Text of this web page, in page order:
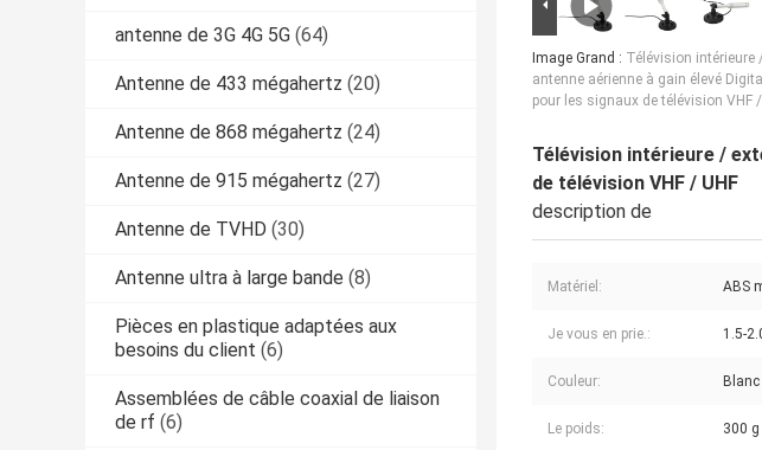
antenne de 3G 4G 5G (64)
Antenne de 433 mégahertz (20)
Antenne de 868 mégahertz (24)
Antenne de 915 mégahertz (27)
Antenne de TVHD (30)
Antenne ultra à large bande (8)
Pièces en plastique adaptées aux
besoins du client (6)
Assemblées de câble coaxial de liaison
de rf (6)
Image Grand : Télévision intérieure
antenne aérienne à gain élevé
pour les signaux de télévision VHF /
Télévision intérieure /
de télévision VHF / UHF
description de
Matériel: ABS
Je vous en prie.: 1.5-
Couleur:
Le poids: 300 g